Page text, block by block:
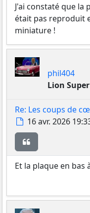
J'ai constaté que
était pas reproduit
miniature !
phil404
Lion
Re: Les coups de
Message
16 avr. 2026
Et la plaque en bas